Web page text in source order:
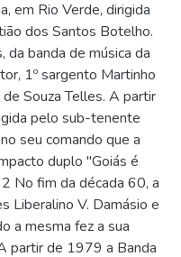
em Rio Verde, dirigida
dos Santos Botelho.
banda de música da
1º sargento Martinho
Souza Telles. A partir
pelo sub-tenente
seu comando que a
duplo "Goiás é
No fim da década 60, a
Liberalino V. Damásio e
a mesma fez a sua
partir de 1979 a Banda